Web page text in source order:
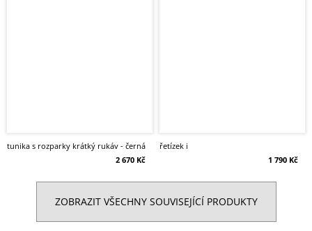
tunika s rozparky krátký rukáv - černá
2 670 Kč
řetízek i
1 790 Kč
ZOBRAZIT VŠECHNY SOUVISEJÍCÍ PRODUKTY